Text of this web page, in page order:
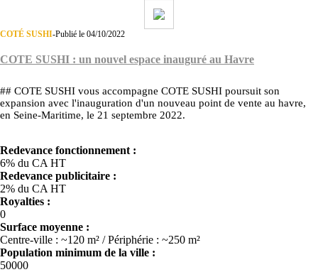
COTÉ SUSHI-Publié le 04/10/2022
COTE SUSHI : un nouvel espace inauguré au Havre
## COTE SUSHI vous accompagne COTE SUSHI poursuit son
expansion avec l'inauguration d'un nouveau point de vente au havre,
en Seine-Maritime, le 21 septembre 2022.
Redevance fonctionnement :
6% du CA HT
Redevance publicitaire :
2% du CA HT
Royalties :
0
Surface moyenne :
Centre-ville : ~120 m² / Périphérie : ~250 m²
Population minimum de la ville :
50000